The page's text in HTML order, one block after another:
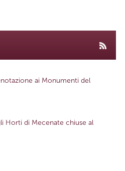
ai Monumenti del
Horti di Mecenate chiuse al